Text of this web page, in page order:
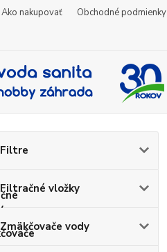
Ako nakupovať Obchodné podmienky
Filtre
Filtračné vložky
Zmäkčovače vody